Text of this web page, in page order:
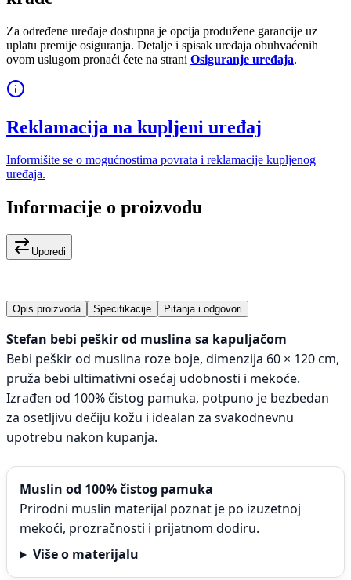
Za određene uređaje dostupna je opcija produžene garancije uz
uplatu premije osiguranja. Detalje i spisak uređaja obuhvaćenih
ovom uslugom pronaći ćete na strani Osiguranje uređaja.
Reklamacija na kupljeni uređaj
Informišite se o mogućnostima povrata i reklamacije kupljenog
uređaja.
Informacije o proizvodu
Uporedi
Opis proizvoda Specifikacije Pitanja i odgovori
Stefan bebi peškir od muslina sa kapuljačom
Bebi peškir od muslina roze boje, dimenzija 60 × 120 cm,
pruža bebi ultimativni osećaj udobnosti i mekoće.
Izrađen od 100% čistog pamuka, potpuno je bezbedan
za osetljivu dečiju kožu i idealan za svakodnevnu
upotrebu nakon kupanja.
Muslin od 100% čistog pamuka
Prirodni muslin materijal poznat je po izuzetnoj
mekoći, prozračnosti i prijatnom dodiru.
Više o materijalu